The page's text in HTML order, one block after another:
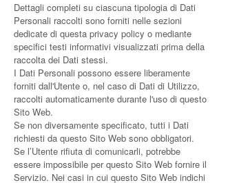
Dettagli completi su ciascuna tipologia di Dati
Personali raccolti sono forniti nelle sezioni
dedicate di questa privacy policy o mediante
specifici testi informativi visualizzati prima della
raccolta dei Dati stessi.
I Dati Personali possono essere liberamente
forniti dall'Utente o, nel caso di Dati di Utilizzo,
raccolti automaticamente durante l'uso di questo
Sito Web.
Se non diversamente specificato, tutti i Dati
richiesti da questo Sito Web sono obbligatori.
Se l’Utente rifiuta di comunicarli, potrebbe
essere impossibile per questo Sito Web fornire il
Servizio. Nei casi in cui questo Sito Web indichi